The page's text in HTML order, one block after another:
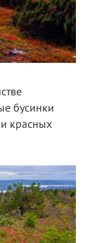
бусинки
красных